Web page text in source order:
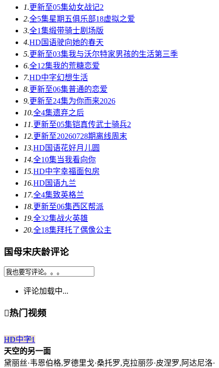
1.更新至05集幼女战记2
2.全5集星期五俱乐部18虚拟之爱
3.全1集缎带骑士剧场版
4.HD国语驶向她的春天​
5.更新至03集我与沃尔特家男孩的生活第三季
6.全12集我的荒糖恋爱
7.HD中字幻想生活
8.更新至06集普通的恋爱
9.更新至24集为你而来2026
10.全4集遗弃之后
11.更新至05集铠真传武士骑兵2
12.更新至20260728期离线周末
13.HD国语花好月儿圆
14.全10集当我看向你
15.HD中字幸福面包房
16.HD国语九兰
17.全4集致英格兰
18.更新至06集西区帮派
19.全32集战火英雄
20.全18集拜托了偶像公主
国母宋庆龄评论
评论加载中...
热门视频
HD中字1
天空的另一面
黛丽丝·韦恩伯格,罗德里戈·桑托罗,克拉丽莎·皮涅罗,阿达尼洛·